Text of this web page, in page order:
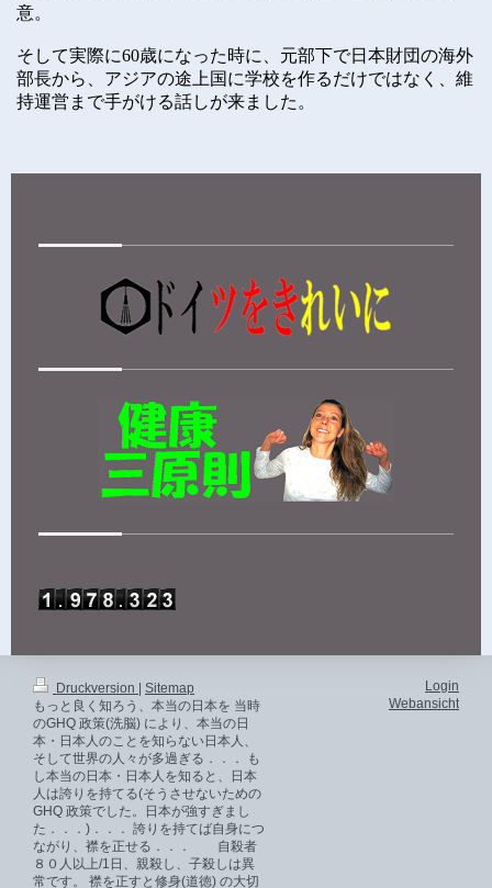
意。
そして実際に60歳になった時に、元部下で日本財団の海外
部長から、アジアの途上国に学校を作るだけではなく、維
持運営まで手がける話しが来ました。
Druckversion
Sitemap
もっと良く知ろう、本当の日本を 当時
のGHQ 政策(洗脳) により、本当の日
本・日本人のことを知らない日本人、
そして世界の人々が多過ぎる．．． も
し本当の日本・日本人を知ると、日本
人は誇りを持てる(そうさせないための
GHQ 政策でした。日本が強すぎまし
た．．．)．．． 誇りを持てば自身につ
ながり、襟を正せる．．． 自殺者
８０人以上/1日、親殺し、子殺しは異
常です。 襟を正すと修身(道徳) の大切
Login
Webansicht